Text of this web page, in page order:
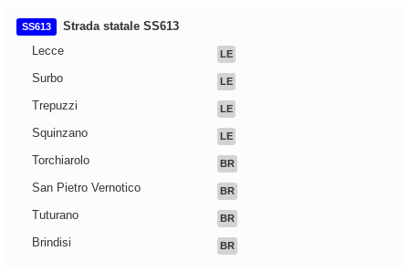
SS613
Strada statale SS613
Lecce
LE
Surbo LE
Trepuzzi LE
Squinzano LE
Torchiarolo BR
San Pietro Vernotico BR
Tuturano BR
Brindisi BR